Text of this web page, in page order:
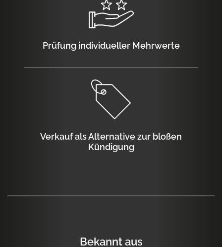
Prüfung individueller Mehrwerte
Verkauf als Alternative zur bloßen
Kündigung
Bekannt aus